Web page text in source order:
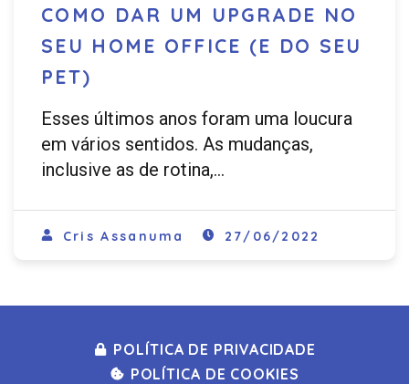
COMO DAR UM UPGRADE NO
SEU HOME OFFICE (E DO SEU
PET)
Esses últimos anos foram uma loucura
em vários sentidos. As mudanças,
inclusive as de rotina,…
Cris Assanuma 27/06/2022
POLÍTICA DE PRIVACIDADE
POLÍTICA DE COOKIES